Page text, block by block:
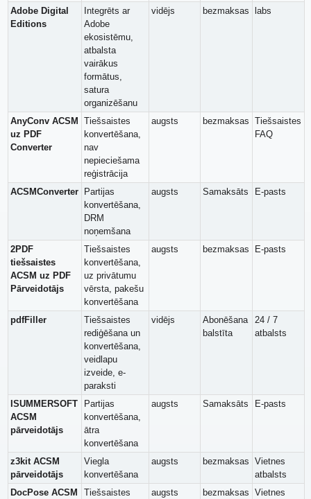
Adobe Digital
Editions
Integrēts ar
Adobe
ekosistēmu,
atbalsta
vairākus
formātus,
satura
organizēšanu
vidējs bezmaksas labs
AnyConv ACSM
uz PDF
Converter
Tiešsaistes
konvertēšana,
nav
nepieciešama
reģistrācija
augsts bezmaksas
Tiešsaistes
FAQ
ACSMConverter
Partijas
konvertēšana,
DRM
noņemšana
augsts Samaksāts E-pasts
2PDF
tiešsaistes
ACSM uz PDF
Pārveidotājs
Tiešsaistes
konvertēšana,
uz privātumu
vērsta, pakešu
konvertēšana
augsts bezmaksas E-pasts
pdfFiller
Tiešsaistes
rediģēšana un
konvertēšana,
veidlapu
izveide, e-
paraksti
vidējs
Abonēšana
balstīta
24 / 7
atbalsts
ISUMMERSOFT
ACSM
pārveidotājs
Partijas
konvertēšana,
ātra
konvertēšana
augsts Samaksāts E-pasts
z3kit ACSM
pārveidotājs
Viegla
konvertēšana
augsts bezmaksas
Vietnes
atbalsts
DocPose ACSM
Tiešsaistes augsts bezmaksas Vietnes